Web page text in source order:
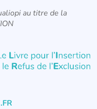
au titre de la